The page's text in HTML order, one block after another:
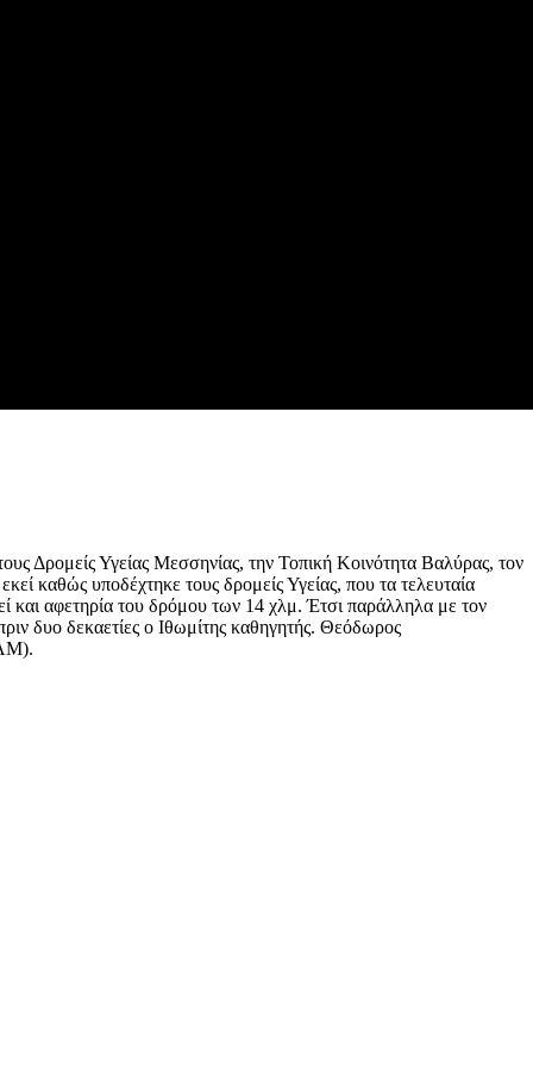
Δρομείς Υγείας Μεσσηνίας, την Τοπική Κοινότητα Βαλύρας, τον
καθώς υποδέχτηκε τους δρομείς Υγείας, που τα τελευταία
αφετηρία του δρόμου των 14 χλμ. Έτσι παράλληλα με τον
δυο δεκαετίες ο Ιθωμίτης καθηγητής. Θεόδωρος